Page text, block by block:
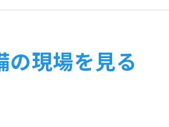
群馬の警備業界と求人動向の特
警備員として働く魅力と安定雇用の現
警備職の安定雇用と実際の収入相
の現場を見る